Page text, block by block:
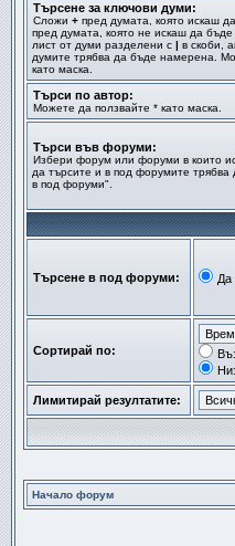
Търсене за ключови думи:
Сложи + пред думата, която искаш
пред думата, която не искаш да
лист от думи разделени с | в скоби,
думите трябва да бъде намерена.
като маска.
Търси по автор:
Можете да ползвайте * като маска.
Търси във форуми:
Избери форум или форуми в които
да търсите и в под форумите трябва
в под форуми".
Търсене в под форуми: Да
Сортирай по:
Лимитирай резултатите:
Начало форум